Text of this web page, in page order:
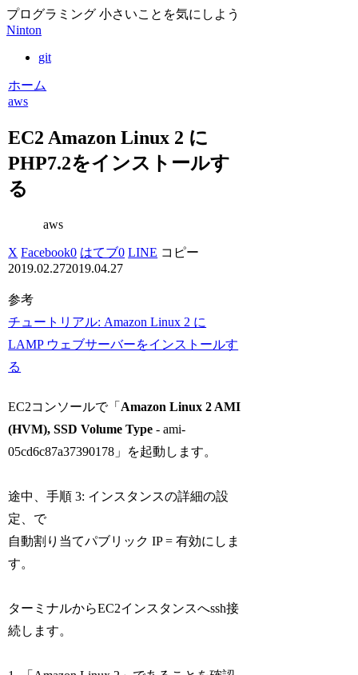
プログラミング 小さいことを気にしよう
Ninton
git
ホーム
aws
EC2 Amazon Linux 2 に
PHP7.2をインストールす
る
aws
X Facebook0 はてブ0 LINE コピー
2019.02.272019.04.27
参考
チュートリアル: Amazon Linux 2 に
LAMP ウェブサーバーをインストールす
る
EC2コンソールで「 Amazon Linux 2 AMI
(HVM), SSD Volume Type - ami-
05cd6c87a37390178」を起動します。
途中、手順 3: インスタンスの詳細の設
定、で
自動割り当てパブリック IP = 有効にしま
す。
ターミナルからEC2インスタンスへssh接
続します。